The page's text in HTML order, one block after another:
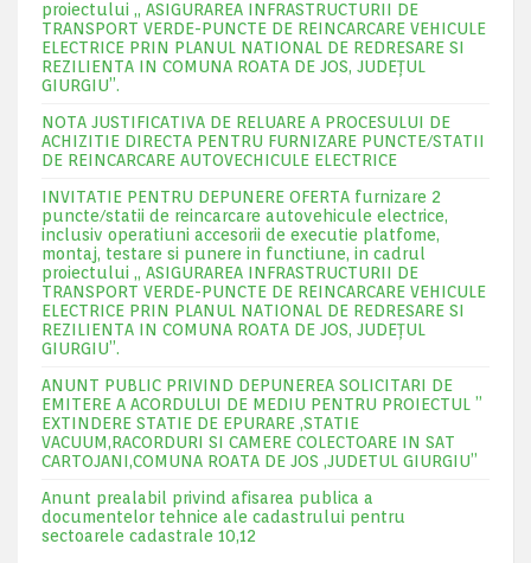
proiectului „ ASIGURAREA INFRASTRUCTURII DE
TRANSPORT VERDE-PUNCTE DE REINCARCARE VEHICULE
ELECTRICE PRIN PLANUL NATIONAL DE REDRESARE SI
REZILIENTA IN COMUNA ROATA DE JOS, JUDEŢUL
GIURGIU”.
NOTA JUSTIFICATIVA DE RELUARE A PROCESULUI DE
ACHIZITIE DIRECTA PENTRU FURNIZARE PUNCTE/STATII
DE REINCARCARE AUTOVECHICULE ELECTRICE
INVITATIE PENTRU DEPUNERE OFERTA furnizare 2
puncte/statii de reincarcare autovehicule electrice,
inclusiv operatiuni accesorii de executie platfome,
montaj, testare si punere in functiune, in cadrul
proiectului „ ASIGURAREA INFRASTRUCTURII DE
TRANSPORT VERDE-PUNCTE DE REINCARCARE VEHICULE
ELECTRICE PRIN PLANUL NATIONAL DE REDRESARE SI
REZILIENTA IN COMUNA ROATA DE JOS, JUDEŢUL
GIURGIU”.
ANUNT PUBLIC PRIVIND DEPUNEREA SOLICITARI DE
EMITERE A ACORDULUI DE MEDIU PENTRU PROIECTUL ”
EXTINDERE STATIE DE EPURARE ,STATIE
VACUUM,RACORDURI SI CAMERE COLECTOARE IN SAT
CARTOJANI,COMUNA ROATA DE JOS ,JUDETUL GIURGIU”
Anunt prealabil privind afisarea publica a
documentelor tehnice ale cadastrului pentru
sectoarele cadastrale 10,12